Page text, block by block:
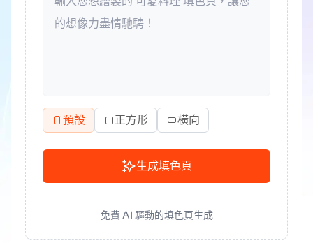
預設 正方形 橫向
生成填色頁
免費 AI 驅動的填色頁生成